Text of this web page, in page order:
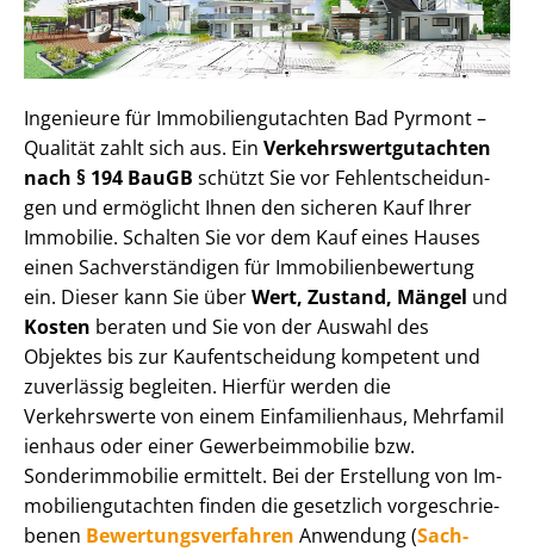
Ingenieure für Im­mo­bi­li­en­gut­ach­ten Bad Pyrmont –
Qualität zahlt sich aus. Ein Ver­kehrs­wert­gut­ach­ten
nach § 194 BauGB schützt Sie vor Fehl­ent­schei­dun­
gen und ermöglicht Ihnen den sicheren Kauf Ihrer
Immobilie. Schalten Sie vor dem Kauf eines Hauses
einen Sach­ver­stän­di­gen für Im­mo­bi­li­en­be­wer­tung
ein. Dieser kann Sie überWert, Zustand, Mängel und
Kosten beraten und Sie von der Auswahl des
Objektes bis zur Kauf­ent­schei­dung kompetent und
zuverlässig begleiten. Hierfür werden die
Verkehrswerte von einem Einfamilienhaus, Mehr­fa­mi­l
i­en­haus oder einer Ge­wer­be­im­mo­bi­lie bzw.
Sonderimmobilie ermittelt. Bei der Erstellung von Im­
mo­bi­li­en­gut­ach­ten finden die gesetzlich vor­ge­schrie­
be­nen Be­wer­tungs­ver­fah­ren Anwendung (Sach­